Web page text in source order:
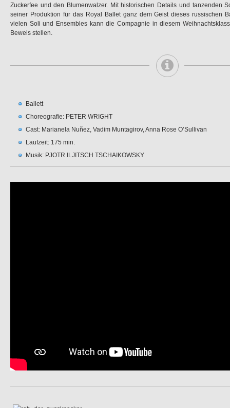
Zuckerfee und den Blumenwalzer. Mit historischen Details und tanzenden
seiner Produktion für das Royal Ballet ganz dem Geist dieses russischen
vielen Soli und Ensembles kann die Compagnie in diesem
Beweis stellen.
Ballett
Choreografie: PETER WRIGHT
Cast: Marianela Nuñez, Vadim Muntagirov, Anna Rose O’Sullivan
Laufzeit: 175 min.
Musik: PJOTR ILJITSCH TSCHAIKOWSKY